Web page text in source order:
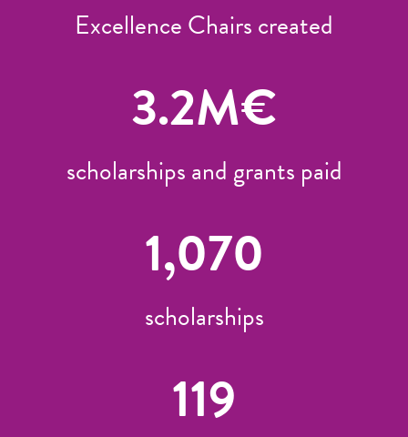
Excellence Chairs created
3.2M€
scholarships and grants paid
1,070
scholarships
119